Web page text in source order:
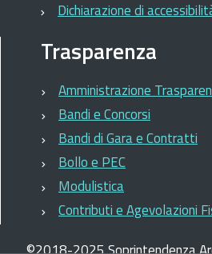
Dichiarazione di
Trasparenza
Amministrazione
Bandi e Concorsi
Bandi di Gara e Contratti
Bollo e PEC
Modulistica
Contributi e Agevolazioni